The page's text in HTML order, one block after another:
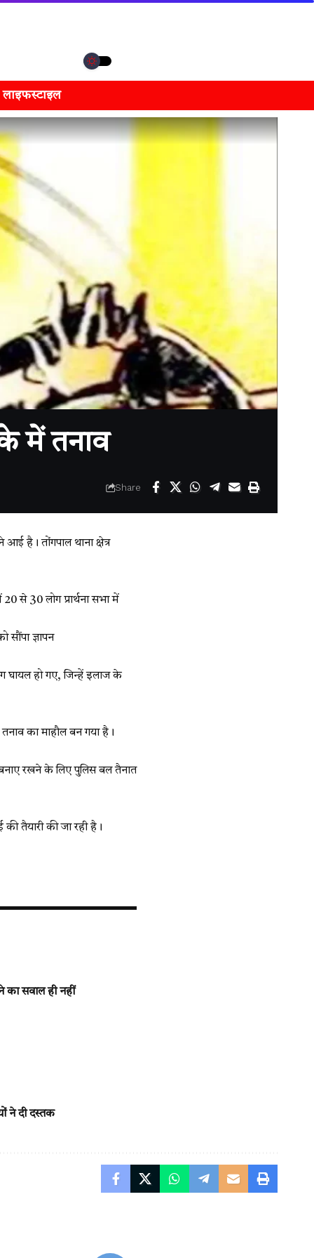
लाइफस्टाइल
में तनाव
Share
है। तोंगपाल थाना क्षेत्र
से 30 लोग प्रार्थना सभा में
ज्ञापन
घायल हो गए, जिन्हें इलाज के
का माहौल बन गया है।
बनाए रखने के लिए पुलिस बल तैनात
तैयारी की जा रही है।
का सवाल ही नहीं
ने दी दस्तक